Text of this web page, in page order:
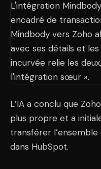
L’IA a conclu que
plus propre et a
transférer
dans HubSpot.